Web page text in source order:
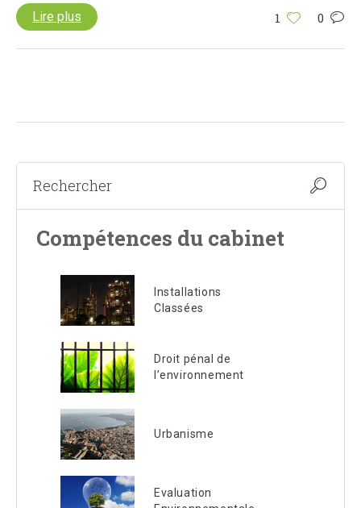
1 0
Lire plus
Compétences du cabinet
Installations
Classées
Droit pénal de
l’environnement
Urbanisme
Evaluation